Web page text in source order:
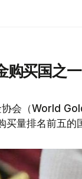
购买国之一
协会（World
量排名前五的